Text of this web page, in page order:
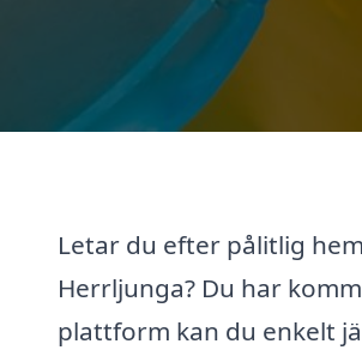
Letar du efter pålitlig
Herrljunga? Du har
plattform kan du enkelt